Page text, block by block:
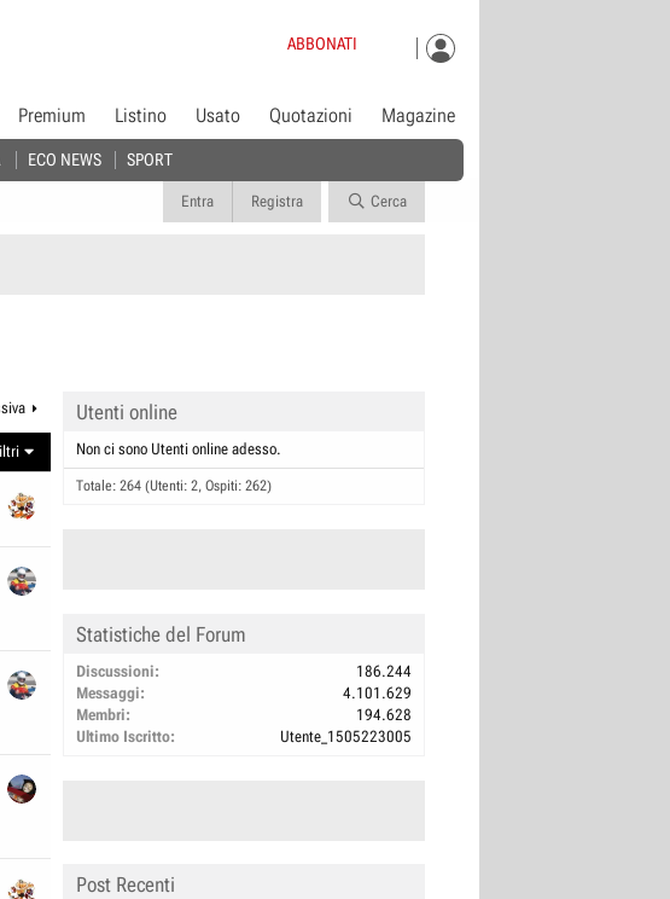
ABBONATI
ECO NEWS SPORT
Premium Listino Usato Quotazioni Magazine
Entra Registra Cerca
Utenti online
Non ci sono Utenti online adesso.
Totale: 264 (Utenti: 2, Ospiti: 262)
Statistiche del Forum
Discussioni
186.244
Messaggi
4.101.629
Membri
194.628
Ultimo Iscritto
Utente_1505223005
Post Recenti